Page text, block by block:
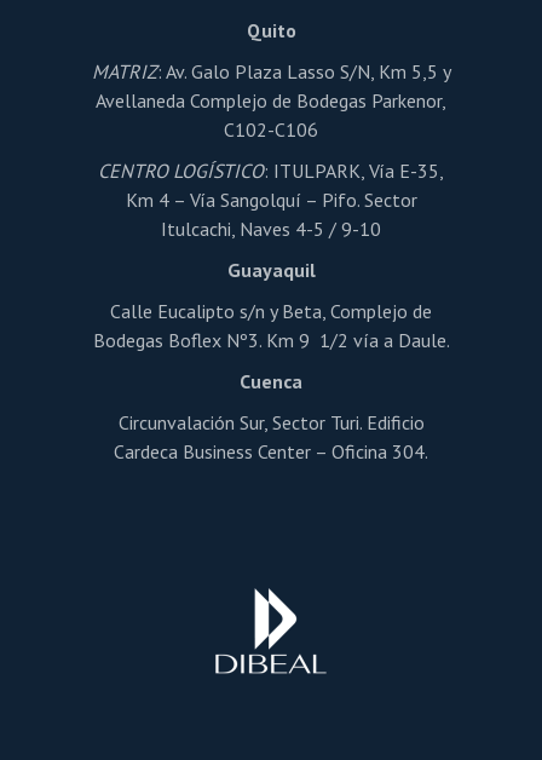
la
página
de
producto
Quito
MATRIZ: Av. Galo Plaza Lasso S/N, Km 5,5 y
Avellaneda Complejo de Bodegas Parkenor,
C102-C106
CENTRO LOGÍSTICO: ITULPARK, Vía E-35,
Km 4 – Vía Sangolquí – Pifo. Sector
Itulcachi, Naves 4-5 / 9-10
Guayaquil
Calle Eucalipto s/n y Beta, Complejo de
Bodegas Boflex Nº3. Km 9 1/2 vía a Daule.
Cuenca
Circunvalación Sur, Sector Turi. Edificio
Cardeca Business Center – Oficina 304.